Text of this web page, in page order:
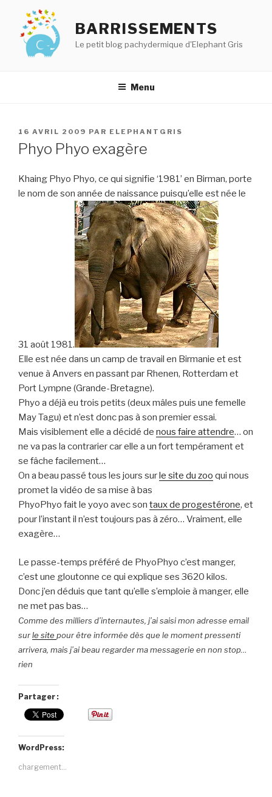
contenu
principal
BARRISSEMENTS
Le petit blog pachydermique d'Elephant Gris
Menu
PUBLIÉ
LE
16 AVRIL 2009 PAR ELEPHANTGRIS
Phyo Phyo exagère
Khaing Phyo Phyo, ce qui signifie ‘1981’ en Birman, porte
le nom de son année de naissance puisqu’elle est née le
31 août 1981.
Elle est née dans un camp de travail en Birmanie et est
venue à Anvers en passant par Rhenen, Rotterdam et
Port Lympne (Grande-Bretagne).
Phyo a déjà eu trois petits (deux mâles puis une femelle
May Tagu) et n’est donc pas à son premier essai.
Mais visiblement elle a décidé de nous faire attendre… on
ne va pas la contrarier car elle a un fort tempérament et
se fâche facilement…
On a beau passé tous les jours surle site du zoo qui nous
promet la vidéo de sa mise à bas
PhyoPhyo fait le yoyo avec son taux de progestérone, et
pour l’instant il n’est toujours pas à zéro… Vraiment, elle
exagère…
Le passe-temps préféré de PhyoPhyo c’est manger,
c’est une gloutonne ce qui explique ses 3620 kilos.
Donc j’en déduis que tant qu’elle s’emploie à manger, elle
ne met pas bas…
Comme des milliers d’internautes, j’ai saisi mon adresse email
surle site pour être informée dès que le moment pressenti
arrivera, mais j’ai beau regarder ma messagerie en non stop…
rien
Partager :
WordPress:
chargement…